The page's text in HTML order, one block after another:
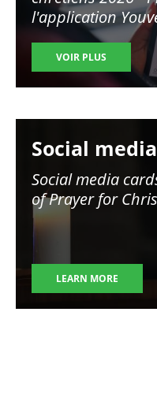
l'application
VOIR PLUS
Social
Social media
of Prayer for
LEARN MORE